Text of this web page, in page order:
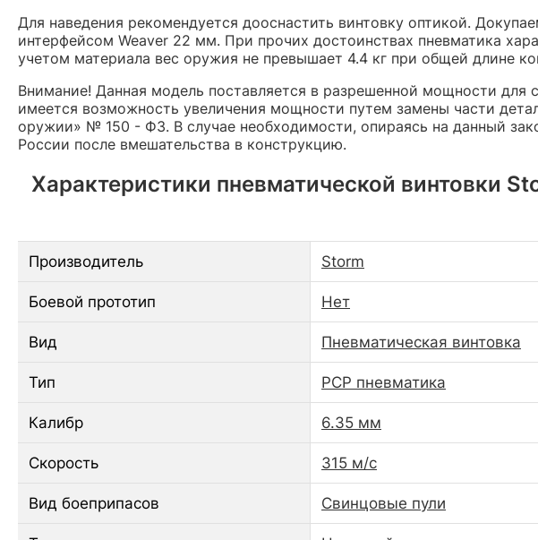
Для наведения рекомендуется дооснастить винтовку оптикой.
интерфейсом Weaver 22 мм. При прочих достоинствах пневматика
учетом материала вес оружия не превышает 4.4 кг при общей длине
Внимание! Данная модель поставляется в разрешенной мощности
имеется возможность увеличения мощности путем замены части
оружии» № 150 - ФЗ. В случае необходимости, опираясь на данный
России после вмешательства в конструкцию.
Характеристики пневматической винтовки
Производитель Storm
Боевой прототип Нет
Вид Пневматическая винтовка
Тип PCP пневматика
Калибр 6.35 мм
Скорость 315 м/с
Вид боеприпасов Свинцовые пули